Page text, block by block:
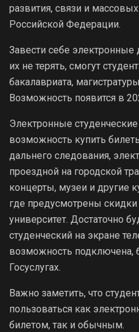
развития, связи и
Российской Федерации.
Завести себе
их не терять, смогут
бакалавриата,
Возможность появится в
Электронные
возможность купить
дальнего следования,
проездной на городской
концерты, музеи и другие
где предусмотрены скидки
университет. Достаточно
студенческий на экране
возможность подключена,
Госуслугах.
Важно заметить, что
пользоваться как
билетом, так и обычным.